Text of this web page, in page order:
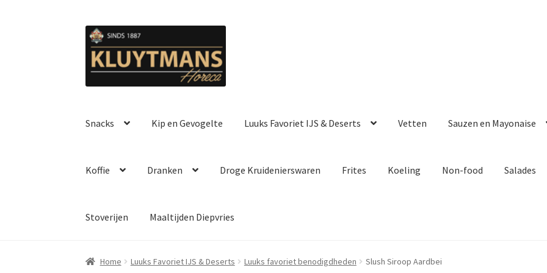
Ga
door
naar
Ga
naar
de
Snacks Kip en Gevogelte Luuks Favoriet IJS & Deserts Vetten Sauzen en Mayonaise
Koffie Dranken Droge Kruidenierswaren Frites Koeling Non-food Salades
Stoverijen Maaltijden Diepvries
Home Luuks Favoriet IJS & Deserts Luuks favoriet benodigdheden Slush Siroop Aardbei